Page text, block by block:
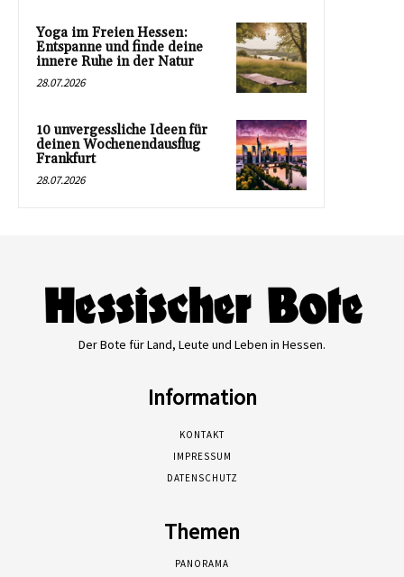
Yoga im Freien Hessen:
Entspanne und finde deine
innere Ruhe in der Natur
28.07.2026
10 unvergessliche Ideen für
deinen Wochenendausflug
Frankfurt
28.07.2026
Der Bote für Land, Leute und Leben in Hessen.
Information
KONTAKT
IMPRESSUM
DATENSCHUTZ
Themen
PANORAMA